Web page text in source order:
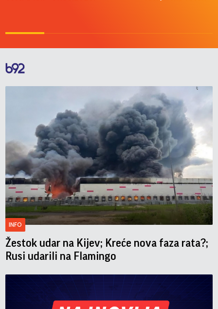
INFO
Žestok udar na Kijev; Kreće nova faza rata?;
Rusi udarili na Flamingo